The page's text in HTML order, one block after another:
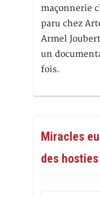
maçonnerie
paru chez
Armel
un
fois.
Miracles
des